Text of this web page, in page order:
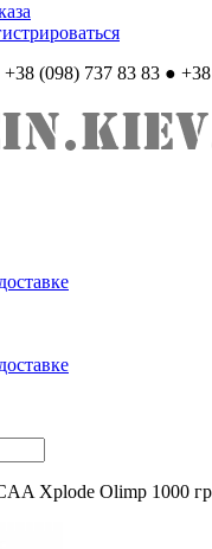
+38 (098) 737 83 83 ●
Xplode Olimp 1000